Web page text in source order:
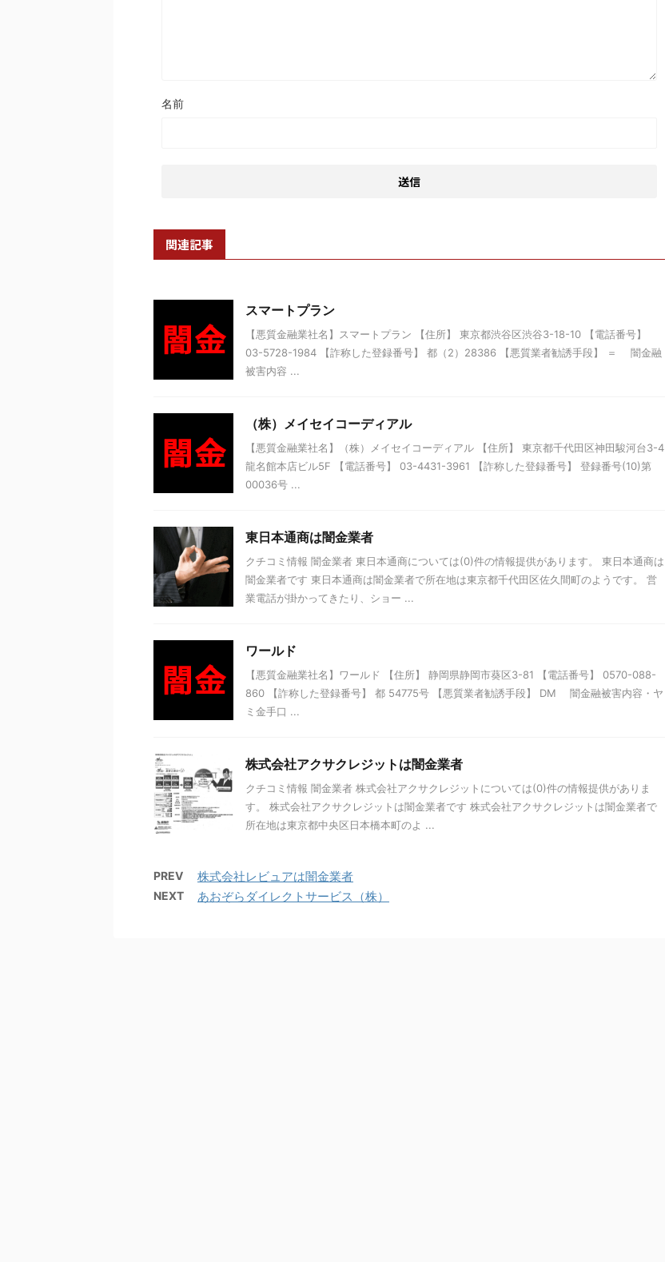
名前
関連記事
スマートプラン
【悪質金融業社名】スマートプラン 【住所】 東京都渋谷区渋谷3-18-10 【電話番号】
03-5728-1984 【詐称した登録番号】 都（2）28386 【悪質業者勧誘手段】 ＝ 闇金融
被害内容 ...
（株）メイセイコーディアル
【悪質金融業社名】（株）メイセイコーディアル 【住所】 東京都千代田区神田駿河台3-4
龍名館本店ビル5F 【電話番号】 03-4431-3961 【詐称した登録番号】 登録番号(10)第
00036号 ...
東日本通商は闇金業者
クチコミ情報 闇金業者 東日本通商については(0)件の情報提供があります。 東日本通商は
闇金業者です 東日本通商は闇金業者で所在地は東京都千代田区佐久間町のようです。 営
業電話が掛かってきたり、ショー ...
ワールド
【悪質金融業社名】ワールド 【住所】 静岡県静岡市葵区3-81 【電話番号】 0570-088-
860 【詐称した登録番号】 都 54775号 【悪質業者勧誘手段】 DM 闇金融被害内容・ヤ
ミ金手口 ...
株式会社アクサクレジットは闇金業者
クチコミ情報 闇金業者 株式会社アクサクレジットについては(0)件の情報提供がありま
す。 株式会社アクサクレジットは闇金業者です 株式会社アクサクレジットは闇金業者で
所在地は東京都中央区日本橋本町のよ ...
PREV 株式会社レビュアは闇金業者
NEXT あおぞらダイレクトサービス（株）